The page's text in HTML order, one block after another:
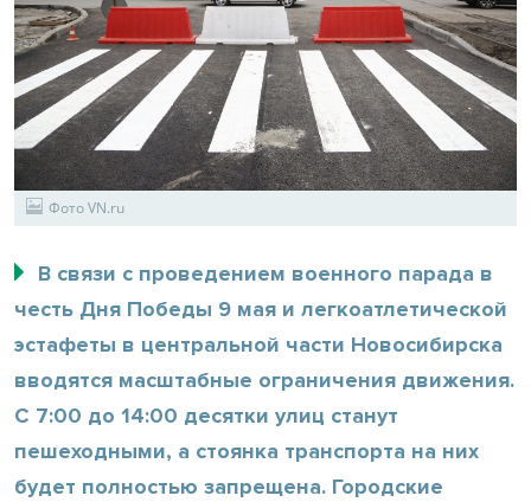
Фото VN.ru
В связи с проведением военного парада в
честь Дня Победы 9 мая и легкоатлетической
эстафеты в центральной части Новосибирска
вводятся масштабные ограничения движения.
С 7:00 до 14:00 десятки улиц станут
пешеходными, а стоянка транспорта на них
будет полностью запрещена. Городские